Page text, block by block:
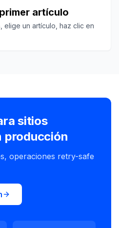
artículo
elige un artículo, haz clic en
sitios
producción
operaciones retry-safe